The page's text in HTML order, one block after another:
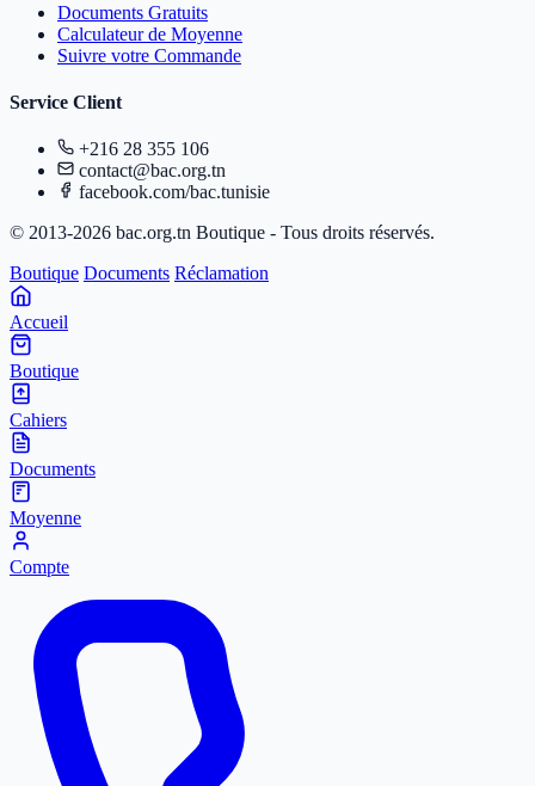
Documents Gratuits
Calculateur de Moyenne
Suivre votre Commande
Service Client
+216 28 355 106
contact@bac.org.tn
facebook.com/bac.tunisie
© 2013-2026 bac.org.tn Boutique - Tous droits réservés.
Boutique Documents Réclamation
Accueil
Boutique
Cahiers
Documents
Moyenne
Compte